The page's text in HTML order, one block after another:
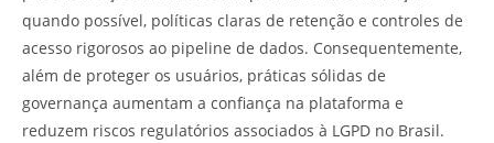
quando possível, políticas claras de retenção e controles de
acesso rigorosos ao pipeline de dados. Consequentemente,
além de proteger os usuários, práticas sólidas de
governança aumentam a confiança na plataforma e
reduzem riscos regulatórios associados à LGPD no Brasil.